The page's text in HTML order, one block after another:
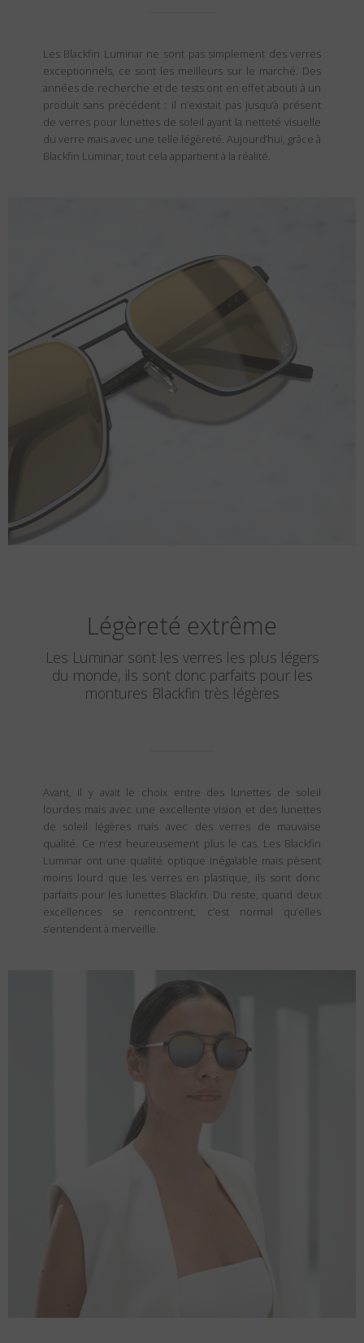
Les Blackfin Luminar ne sont pas simplement des verres
exceptionnels, ce sont les meilleurs sur le marché. Des
années de recherche et de tests ont en effet abouti à un
produit sans précédent : il n’existait pas jusqu’à présent
de verres pour lunettes de soleil ayant la netteté visuelle
du verre mais avec une telle légèreté. Aujourd’hui, grâce à
Blackfin Luminar, tout cela appartient à la réalité.
Légèreté extrême
Les Luminar sont les verres les plus légers
du monde, ils sont donc parfaits pour les
montures Blackfin très légères
Avant, il y avait le choix entre des lunettes de soleil
lourdes mais avec une excellente vision et des lunettes
de soleil légères mais avec des verres de mauvaise
qualité. Ce n’est heureusement plus le cas. Les Blackfin
Luminar ont une qualité optique inégalable mais pèsent
moins lourd que les verres en plastique, ils sont donc
parfaits pour les lunettes Blackfin. Du reste, quand deux
excellences se rencontrent, c’est normal qu’elles
s’entendent à merveille.